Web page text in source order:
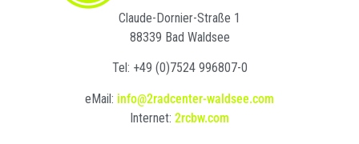
Claude-Dornier-Straße 1
88339 Bad Waldsee
Tel: +49 (0)7524 996807-0
eMail: info@2radcenter-waldsee.com
Internet: 2rcbw.com